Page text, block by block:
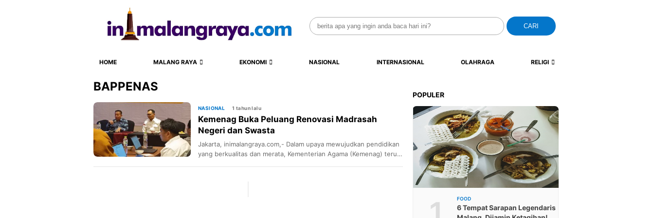
Search
for:
CARI
HOME MALANG RAYA EKONOMI NASIONAL INTERNASIONAL OLAHRAGA RELIGI
BAPPENAS
NASIONAL 1 tahun lalu
Kemenag Buka Peluang Renovasi Madrasah
Negeri dan Swasta
Jakarta, inimalangraya.com,- Dalam upaya mewujudkan pendidikan
yang berkualitas dan merata, Kementerian Agama (Kemenag) terus
POPULER
FOOD
6 Tempat Sarapan Legendaris